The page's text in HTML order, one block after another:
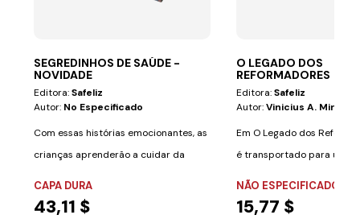
SEGREDINHOS DE SAÚDE -
NOVIDADE
Editora:Safeliz
Autor: No Especificado
Com essas histórias emocionantes, as
crianças aprenderão a cuidar da
CAPA DURA
43,11 $
O LEGADO DOS
REFORMADORES
Editora:Safeliz
Autor:Vinicius A. Miranda
Em O Legado dos
é transportado para um
NÃO ESPECIFICADO
15,77 $